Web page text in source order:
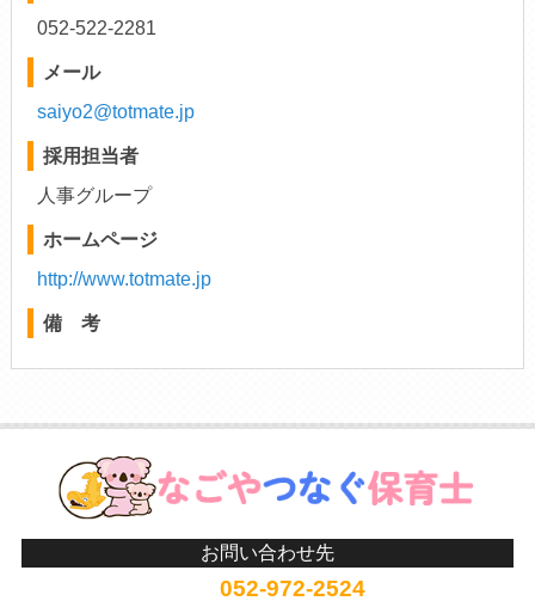
052-522-2281
メール
saiyo2@totmate.jp
採用担当者
人事グループ
ホームページ
http://www.totmate.jp
備 考
お問い合わせ先
052-972-2524